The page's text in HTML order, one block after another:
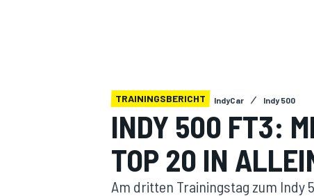
MOTOGP
TRAININGSBERICHT IndyCar Indy 500
INDY 500 FT3:
TOP 20 IN
Am dritten Trainingstag zum Indy